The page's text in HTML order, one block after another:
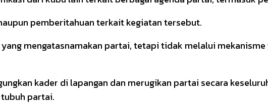
pemberitahuan terkait kegiatan tersebut.
mengatasnamakan partai, tetapi tidak melalui
kader di lapangan dan merugikan partai secara
partai.